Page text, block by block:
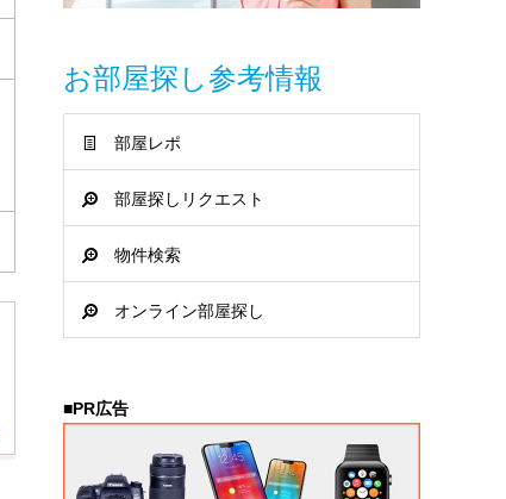
お部屋探し参考情報
部屋レポ
部屋探しリクエスト
物件検索
オンライン部屋探し
■PR広告